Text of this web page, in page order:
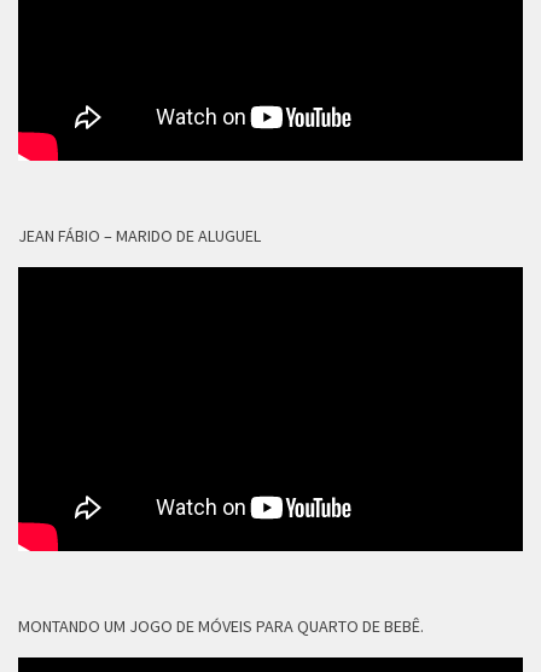
JEAN FÁBIO – MARIDO DE ALUGUEL
MONTANDO UM JOGO DE MÓVEIS PARA QUARTO DE BEBÊ.